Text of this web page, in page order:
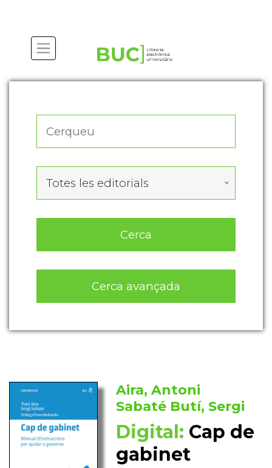
Totes les editorials
Cerca
Cerca avançada
Aira, Antoni
Sabaté Butí, Sergi
Digital: Cap de
gabinet